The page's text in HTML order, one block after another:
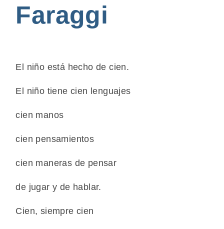
Faraggi
El niño está hecho de cien.
El niño tiene cien lenguajes
cien manos
cien pensamientos
cien maneras de pensar
de jugar y de hablar.
Cien, siempre cien